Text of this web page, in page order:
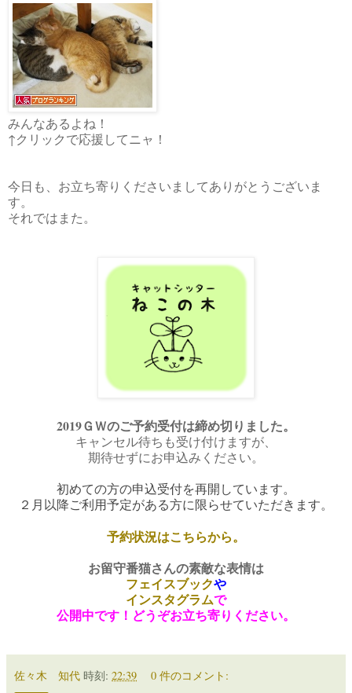
みんなあるよね！
↑クリックで応援してニャ！
今日も、お立ち寄りくださいましてありがとうございま
す。
それではまた。
2019ＧＷのご予約受付は締め切りました。
キャンセル待ちも受け付けますが、
期待せずにお申込みください。
初めての方の申込受付を再開しています。
２月以降ご利用予定がある方に限らせていただきます。
予約状況はこちらから。
お留守番猫さんの素敵な表情は
フェイスブックや
インスタグラムで
公開中です！どうぞお立ち寄りください。
佐々木 知代 時刻: 22:39 0 件のコメント: